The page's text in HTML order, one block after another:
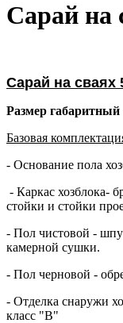
Сарай на
Сарай на сваях
Размер
Базовая
- Основание пола
- Каркас хозблока-
стойки и стойки
- Пол чистовой -
камерной сушки.
- Пол черновой -
- Отделка снаружи
класс "В"